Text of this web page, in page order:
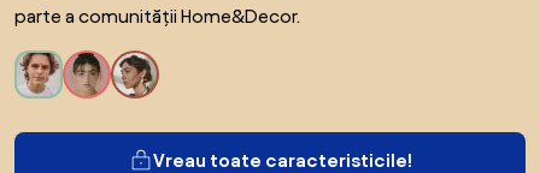
parte a comunității Home&Decor.
Vreau toate caracteristicile!